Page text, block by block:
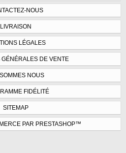
NOUS
LIVRAISON
LÉGALES
DE VENTE
NOUS
FIDÉLITÉ
SITEMAP
PAR PRESTASHOP™